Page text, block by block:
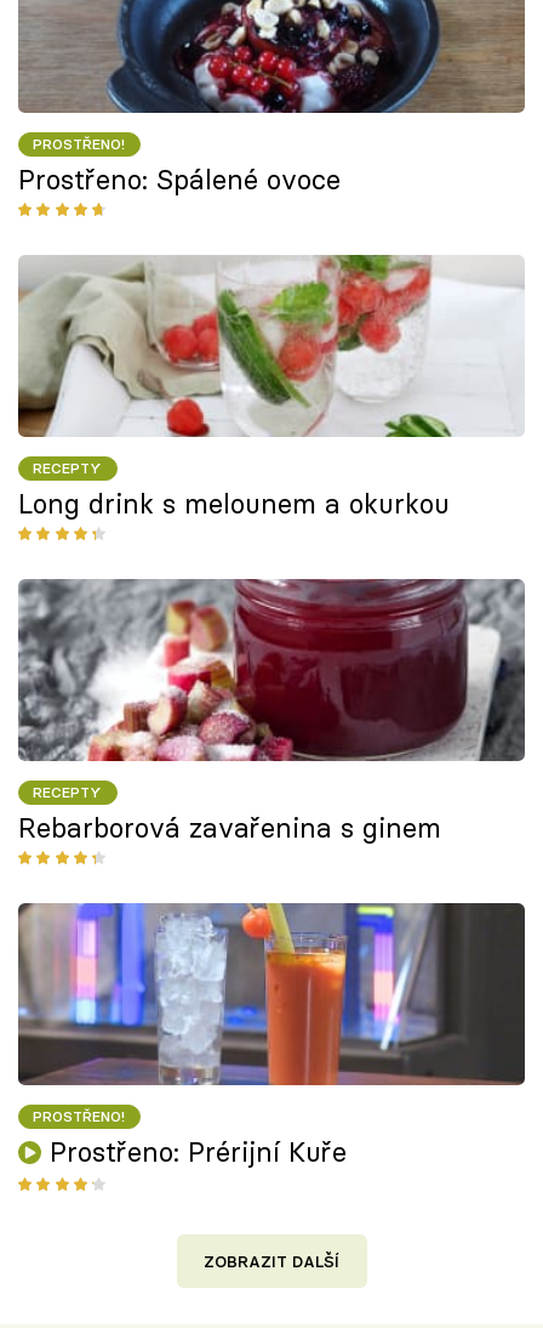
PROSTŘENO!
Prostřeno: Spálené ovoce
RECEPTY
Long drink s melounem a okurkou
RECEPTY
Rebarborová zavařenina s ginem
PROSTŘENO!
Prostřeno: Prérijní Kuře
ZOBRAZIT DALŠÍ